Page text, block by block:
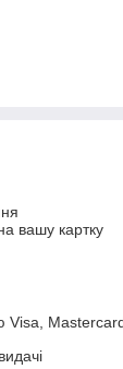
вашу картку
Visa,